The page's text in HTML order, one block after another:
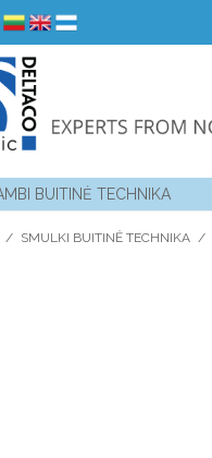
BUITINĖ TECHNIKA
/ SMULKI BUITINĖ TECHNIKA /